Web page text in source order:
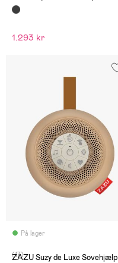
1.293 kr
På lager
(17)
ZAZU Suzy de Luxe Sovehjælp